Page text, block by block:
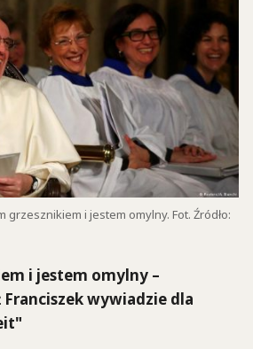
grzesznikiem i jestem omylny. Fot. Źródło:
i jestem omylny –
Franciszek wywiadzie dla